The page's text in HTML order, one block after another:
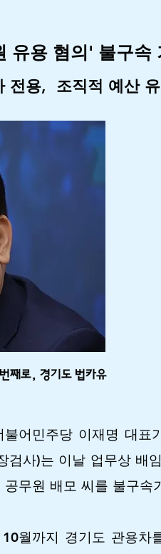
유용 혐의' 불구속
전용, 조직적 예산
째로, 경기도 법카유
어민주당 이재명 대표
사)는 이날 업무상 배
무원 배모 씨를 불구속
월까지 경기도 관용차